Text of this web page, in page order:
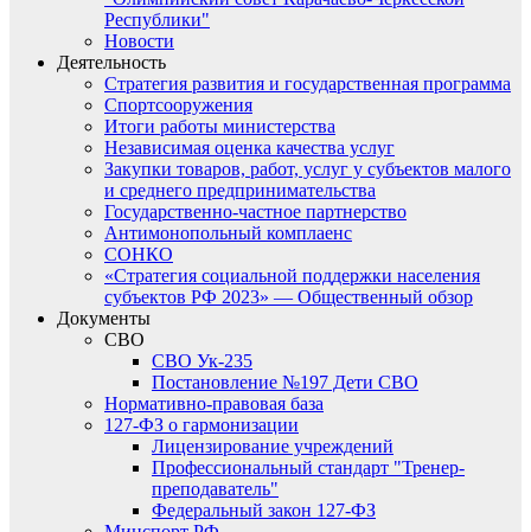
Республики"
Новости
Деятельность
Стратегия развития и государственная программа
Спортсооружения
Итоги работы министерства
Независимая оценка качества услуг
Закупки товаров, работ, услуг у субъектов малого
и среднего предпринимательства
Государственно-частное партнерство
Антимонопольный комплаенс
СОНКО
«Стратегия социальной поддержки населения
субъектов РФ 2023» — Общественный обзор
Документы
СВО
СВО Ук-235
Постановление №197 Дети СВО
Нормативно-правовая база
127-ФЗ о гармонизации
Лицензирование учреждений
Профессиональный стандарт "Тренер-
преподаватель"
Федеральный закон 127-ФЗ